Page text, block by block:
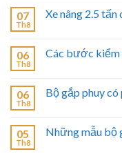
07
Th8
Xe nâng 2.5 tấn
06
Th8
Các bước kiểm
06
Th8
Bộ gắp phuy
05
Th8
Những mẫu bộ